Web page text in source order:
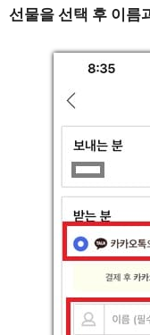
선물을 선택 후 이름